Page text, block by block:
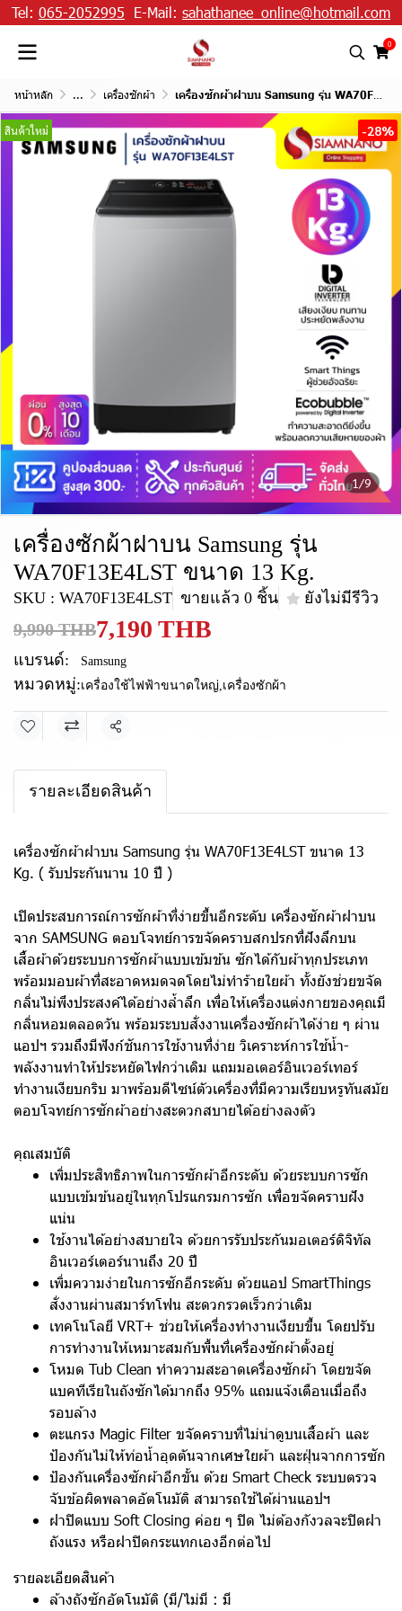
Tel: 065-2052995 E-Mail: sahathanee_online@hotmail.com
0
หน้าหลัก ... เครื่องซักผ้า เครื่องซักผ้าฝาบน Samsung รุ่น WA70F13E4LST ขนาด 13 Kg.
1/9
สินค้าใหม่ -28%
เครื่องซักผ้าฝาบน Samsung รุ่น
WA70F13E4LST ขนาด 13 Kg.
SKU : WA70F13E4LST ขายแล้ว 0 ชิ้น ยังไม่มีรีวิว
9,990 THB7,190 THB
แบรนด์: Samsung
หมวดหมู่:เครื่องใช้ไฟฟ้าขนาดใหญ่,เครื่องซักผ้า
แชร์
รายละเอียดสินค้า
เครื่องซักผ้าฝาบน Samsung รุ่น WA70F13E4LST ขนาด 13
Kg. ( รับประกันนาน 10 ปี )
เปิดประสบการณ์การซักผ้าที่ง่ายขึ้นอีกระดับ เครื่องซักผ้าฝาบน
จาก SAMSUNG ตอบโจทย์การขจัดคราบสกปรกที่ฝังลึกบน
เสื้อผ้าด้วยระบบการซักผ้าแบบเข้มข้น ซักได้กับผ้าทุกประเภท
พร้อมมอบผ้าที่สะอาดหมดจดโดยไม่ทำร้ายใยผ้า ทั้งยังช่วยขจัด
กลิ่นไม่พึงประสงค์ได้อย่างล้ำลึก เพื่อให้เครื่องแต่งกายของคุณมี
กลิ่นหอมตลอดวัน พร้อมระบบสั่งงานเครื่องซักผ้าได้ง่าย ๆ ผ่าน
แอปฯ รวมถึงมีฟังก์ชันการใช้งานที่ง่าย วิเคราะห์การใช้น้ำ-
พลังงานทำให้ประหยัดไฟกว่าเดิม แถมมอเตอร์อินเวอร์เทอร์
ทำงานเงียบกริบ มาพร้อมดีไซน์ตัวเครื่องที่มีความเรียบหรูทันสมัย
ตอบโจทย์การซักผ้าอย่างสะดวกสบายได้อย่างลงตัว
คุณสมบัติ
เพิ่มประสิทธิภาพในการซักผ้าอีกระดับ ด้วยระบบการซัก
แบบเข้มข้นอยู่ในทุกโปรแกรมการซัก เพื่อขจัดคราบฝัง
แน่น
ใช้งานได้อย่างสบายใจ ด้วยการรับประกันมอเตอร์ดิจิทัล
อินเวอร์เตอร์นานถึง 20 ปี
เพิ่มความง่ายในการซักอีกระดับ ด้วยแอป SmartThings
สั่งงานผ่านสมาร์ทโฟน สะดวกรวดเร็วกว่าเดิม
เทคโนโลยี VRT+ ช่วยให้เครื่องทำงานเงียบขึ้น โดยปรับ
การทำงานให้เหมาะสมกับพื้นที่เครื่องซักผ้าตั้งอยู่
โหมด Tub Clean ทำความสะอาดเครื่องซักผ้า โดยขจัด
แบคทีเรียในถังซักได้มากถึง 95% แถมแจ้งเตือนเมื่อถึง
รอบล้าง
ตะแกรง Magic Filter ขจัดคราบที่ไม่น่าดูบนเสื้อผ้า และ
ป้องกันไม่ให้ท่อน้ำอุดตันจากเศษใยผ้า และฝุ่นจากการซัก
ป้องกันเครื่องซักผ้าอีกขั้น ด้วย Smart Check ระบบตรวจ
จับข้อผิดพลาดอัตโนมัติ สามารถใช้ได้ผ่านแอปฯ
ฝาปิดแบบ Soft Closing ค่อย ๆ ปิด ไม่ต้องกังวลจะปิดฝา
ถังแรง หรือฝาปิดกระแทกเองอีกต่อไป
รายละเอียดสินค้า
ล้างถังซักอัตโนมัติ (มี/ไม่มี : มี